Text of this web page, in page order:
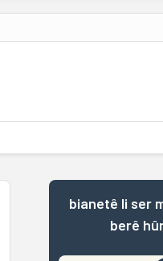
bianetê li ser
berê